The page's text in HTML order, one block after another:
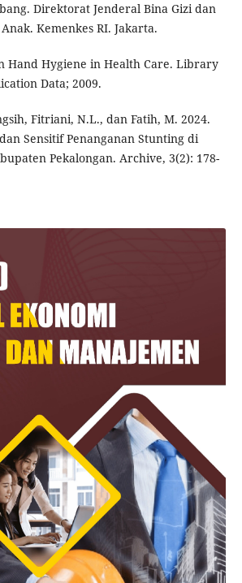
Direktorat Jenderal Bina Gizi dan
Kemenkes RI. Jakarta.
Hand Hygiene in Health Care. Library
Data; 2009.
Fitriani, N.L., dan Fatih, M. 2024.
Sensitif Penanganan Stunting di
Pekalongan. Archive, 3(2): 178-